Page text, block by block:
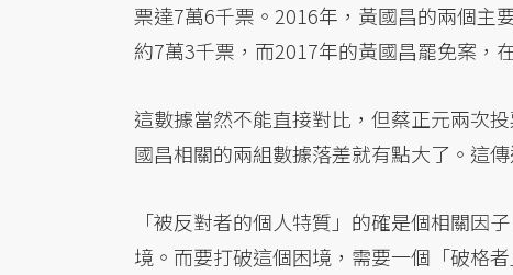
票達7萬6千票。2016年，黃國昌的兩個主
約7萬3千票，而2017年的黃國昌罷免案，
這數據當然不能直接對比，但蔡正元兩次
國昌相關的兩組數據落差就有點大了。這
「被反對者的個人特質」的確是個相關因
境。而要打破這個困境，需要一個「破格